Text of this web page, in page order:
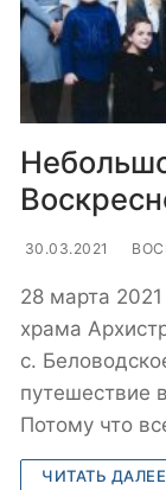
30.03.2021
28 марта
храма
с.
путешествие
Потому что
ЧИТАТЬ